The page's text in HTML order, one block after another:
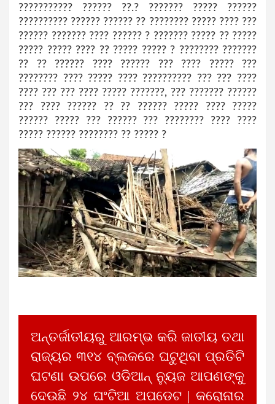
??????????? ?????? ??.? ??????? ????? ??????
?????????? ?????? ?????? ?? ???????? ????? ???? ???
?????? ??????? ???? ?????? ? ??????? ????? ?? ?????
????? ????? ???? ?? ????? ????? ? ???????? ???????
?? ?? ?????? ???? ?????? ??? ???? ????? ???
???????? ???? ????? ???? ?????????? ??? ??? ????
???? ??? ??? ???? ????? ???????, ??? ??????? ??????
??? ???? ?????? ?? ?? ?????? ????? ???? ?????
?????? ????? ??? ?????? ??? ???????? ???? ????
????? ?????? ???????? ?? ????? ?
ଅନ୍ତର୍ଜାତୀୟରୁ ଆରମ୍ଭ କରି ଜାତୀୟ ତଥା
ରାଜ୍ୟର ୩୧୪ ବ୍ଲକରେ ଘଟୁଥିବା ପ୍ରତିଟି
ଘଟଣା ଉପରେ ଓଡିଆନ୍ ନ୍ୟୁଜ ଆପଣଙ୍କୁ
ଦେଉଛି ୨୪ ଘଂଟିଆ ଅପଡେଟ | କରୋନାର